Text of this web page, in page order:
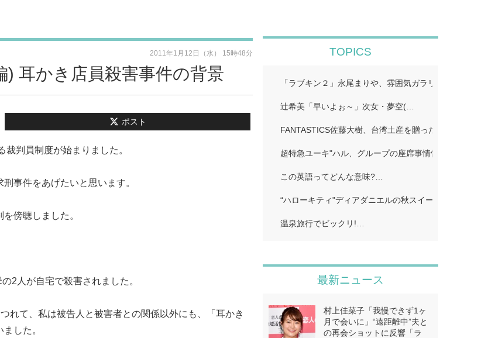
) 耳かき店員殺害事件の背景
2011年1月12日（水） 15時48分
ポスト
判員制度が始まりました。
事件をあげたいと思います。
傍聴しました。
2人が自宅で殺害されました。
れて、私は被告人と被害者との関係以外にも、「耳かき
した。
TOPICS
「ラブキン２」永尾まりや、雰囲気ガラリのイメチェ
辻希美「早いよぉ～」次女・夢空(…
FANTASTICS佐藤大樹、台湾土産を贈った先輩明かす
超特急ユーキ"ハル、グループの座席事情告白「誰かと
この英語ってどんな意味?…
“ハローキティ"ディアダニエルの秋スイーツビュッフ
温泉旅行でビックリ!…
最新ニュース
村上佳菜子「我慢できず1ヶ
月で会いに」“遠距離中”夫と
の再会ショットに反響「ラ